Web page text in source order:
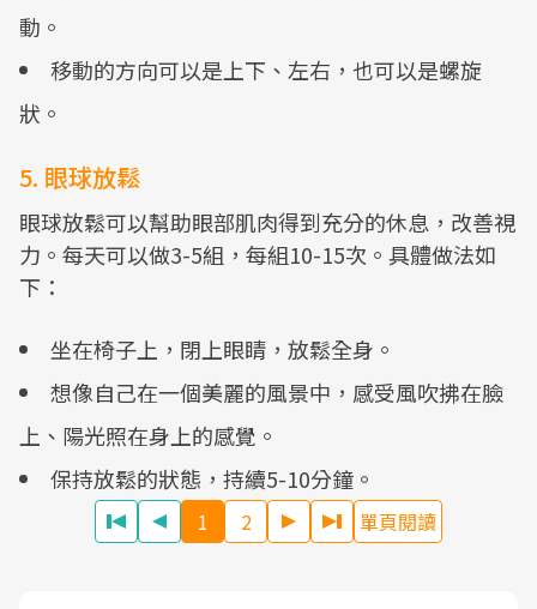
動。
移動的方向可以是上下、左右，也可以是螺旋
狀。
5. 眼球放鬆
眼球放鬆可以幫助眼部肌肉得到充分的休息，改善視
力。每天可以做3-5組，每組10-15次。具體做法如
下：
坐在椅子上，閉上眼睛，放鬆全身。
想像自己在一個美麗的風景中，感受風吹拂在臉
上、陽光照在身上的感覺。
保持放鬆的狀態，持續5-10分鐘。
1 2 單頁閱讀